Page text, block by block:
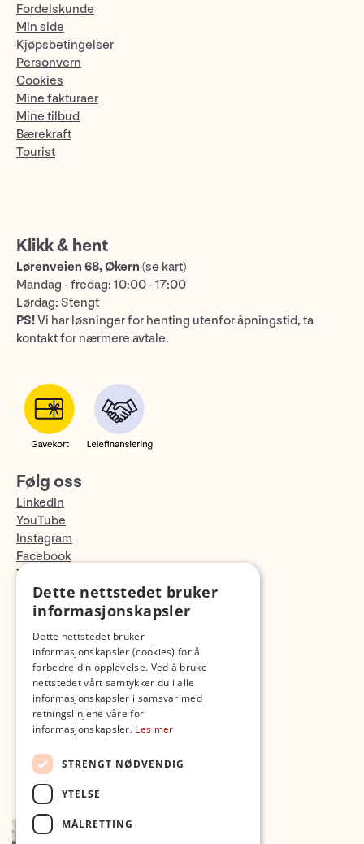
Fordelskunde
Min side
Kjøpsbetingelser
Personvern
Cookies
Mine fakturaer
Mine tilbud
Bærekraft
Tourist
Klikk & hent
Lørenveien 68, Økern (se kart)
Mandag - fredag: 10:00 - 17:00
Lørdag: Stengt
PS!Vi har løsninger for henting utenfor åpningstid, ta
kontakt for nærmere avtale.
Følg oss
LinkedIn
YouTube
Instagram
Facebook
TikTok
Fotopodden
Dette nettstedet bruker
informasjonskapsler
Dette nettstedet bruker
informasjonskapsler (cookies) for å
forbedre din opplevelse. Ved å bruke
nettstedet vårt samtykker du i alle
informasjonskapsler i samsvar med
retningslinjene våre for
informasjonskapsler. Les mer
STRENGT NØDVENDIG
YTELSE
MÅLRETTING